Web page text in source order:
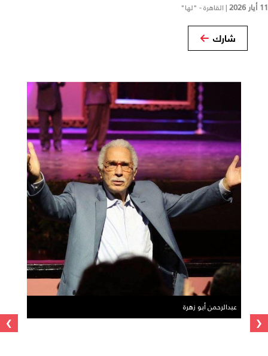
11 أيار 2026 | القاهرة - "لها"
شارك
عبدالرحمن أبو زهرة ‹
›